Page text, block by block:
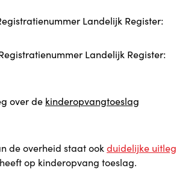
Landelijk Register:
Landelijk Register:
over de kinderopvangtoeslag
de overheid staat ookduidelijke uitleg
op kinderopvang toeslag.